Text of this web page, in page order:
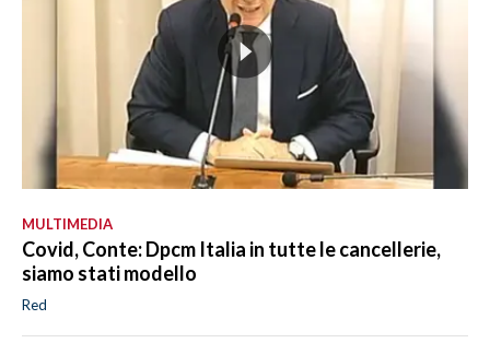
MULTIMEDIA
Covid, Conte: Dpcm Italia in tutte le cancellerie,
siamo stati modello
Red